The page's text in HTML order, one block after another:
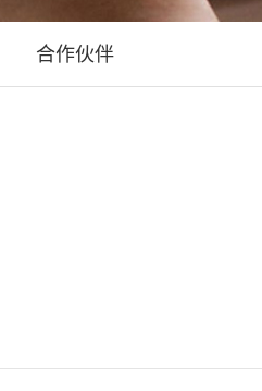
合作伙伴